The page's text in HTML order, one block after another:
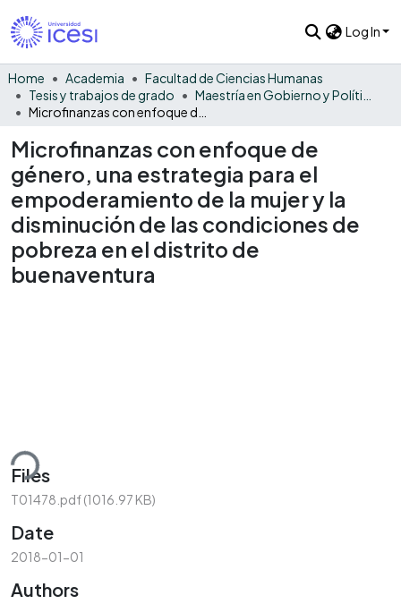
Log In
Home Academia
Facultad de Ciencias Humanas
Tesis y trabajos de grado
Microfinanzas con enfoque de
género, una estrategia para el
empoderamiento de la mujer y la
disminución de las condiciones de
pobreza en el distrito de
buenaventura
Files
T01478.pdf(1016.97 KB)
Date
2018-01-01
Authors